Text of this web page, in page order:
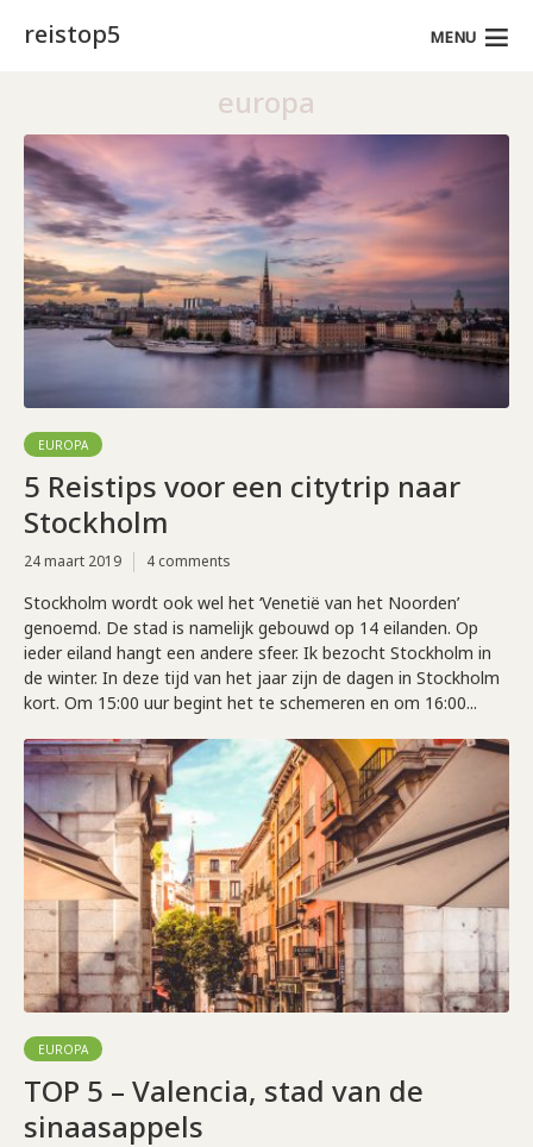
reistop5 MENU
europa
EUROPA
5 Reistips voor een citytrip naar
Stockholm
24 maart 2019 4 comments
Stockholm wordt ook wel het ‘Venetië van het Noorden’
genoemd. De stad is namelijk gebouwd op 14 eilanden. Op
ieder eiland hangt een andere sfeer. Ik bezocht Stockholm in
de winter. In deze tijd van het jaar zijn de dagen in Stockholm
kort. Om 15:00 uur begint het te schemeren en om 16:00...
EUROPA
TOP 5 – Valencia, stad van de
sinaasappels